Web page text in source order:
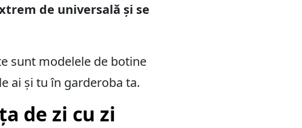
de universală și se
sunt modelele de botine
ai și tu în garderoba ta.
de zi cu zi